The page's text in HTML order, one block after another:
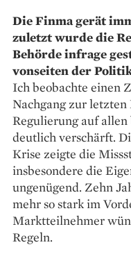
Die Finma gerät
zuletzt wurde die
Behörde infrage
vonseiten der
Ich beobachte einen
Nachgang zur
Regulierung auf
deutlich verschärft.
Krise zeigte die
insbesondere die
ungenügend. Zehn
mehr so stark im
Marktteilnehmer
Regeln.